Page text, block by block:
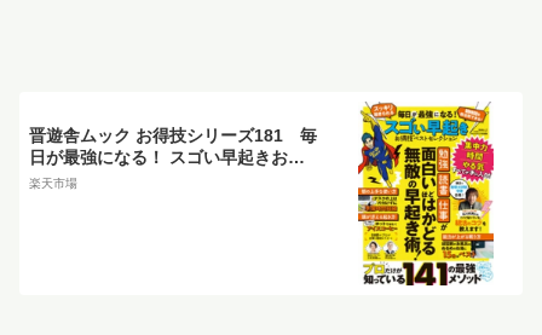
晋遊舎ムック お得技シリーズ181 毎
日が最強になる！ スゴい早起きお得
技ベストセレクション【電子書籍】[
楽天市場